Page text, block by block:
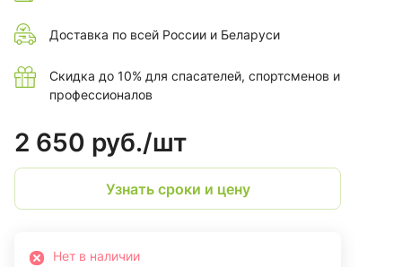
Доставка по всей России и Беларуси
Скидка до 10% для спасателей, спортсменов и
профессионалов
2 650 руб./шт
Узнать сроки и цену
Нет в наличии